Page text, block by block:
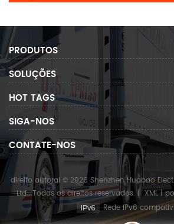
PRODUTOS
SOLUÇÕES
HOT TAGS
SIGA-NOS
CONTATE-NOS
direito autoral © 2026 Shenzhen Huabao
Ltd.. Todos os direitos reservados.| XML |
Rede IPv6